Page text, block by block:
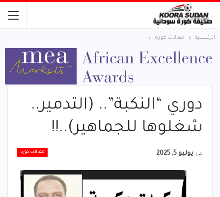
الرئيسية مقالات كورة
دوري “النكبة”.. (التدمير..
شغلوها للجماهير)..!!
مقالات كورة في يوليو 5, 2025